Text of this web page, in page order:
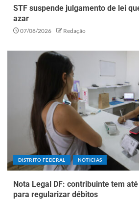
STF suspende julgamento de lei
azar
07/08/2026 Redação
DISTRITO FEDERAL NOTÍCIAS
Nota Legal DF: contribuinte tem
para regularizar débitos